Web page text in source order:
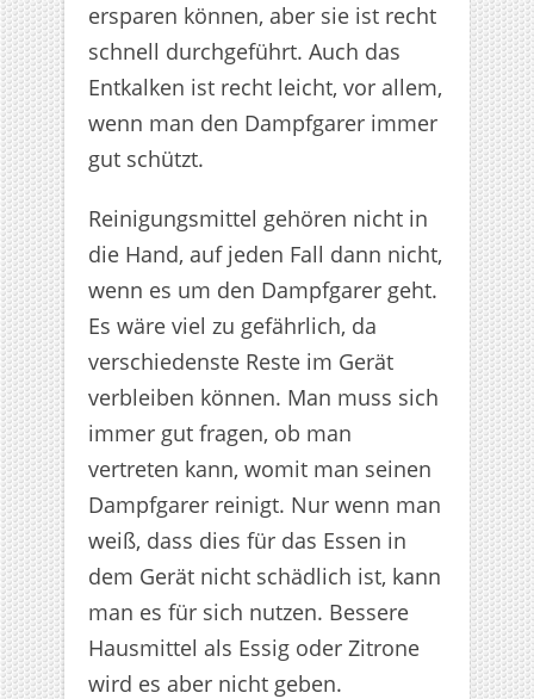
ersparen können, aber sie ist recht
schnell durchgeführt. Auch das
Entkalken ist recht leicht, vor allem,
wenn man den Dampfgarer immer
gut schützt.
Reinigungsmittel gehören nicht in
die Hand, auf jeden Fall dann nicht,
wenn es um den Dampfgarer geht.
Es wäre viel zu gefährlich, da
verschiedenste Reste im Gerät
verbleiben können. Man muss sich
immer gut fragen, ob man
vertreten kann, womit man seinen
Dampfgarer reinigt. Nur wenn man
weiß, dass dies für das Essen in
dem Gerät nicht schädlich ist, kann
man es für sich nutzen. Bessere
Hausmittel als Essig oder Zitrone
wird es aber nicht geben.